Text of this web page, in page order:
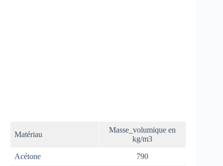
Matériau
Masse_volumique en
kg/m3
Acétone 790